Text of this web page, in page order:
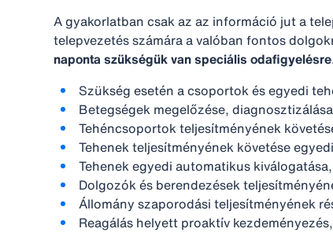
A gyakorlatban csak az az információ jut a
telepvezetés számára a valóban fontos
naponta szükségük van speciális odafigyelésre
Szükség esetén a csoportok és egyedi
Betegségek megelőzése,
Tehéncsoportok teljesítményének
Tehenek teljesítményének követése
Tehenek egyedi automatikus
Dolgozók és berendezések
Állomány szaporodási teljesítményének
Reagálás helyett proaktív